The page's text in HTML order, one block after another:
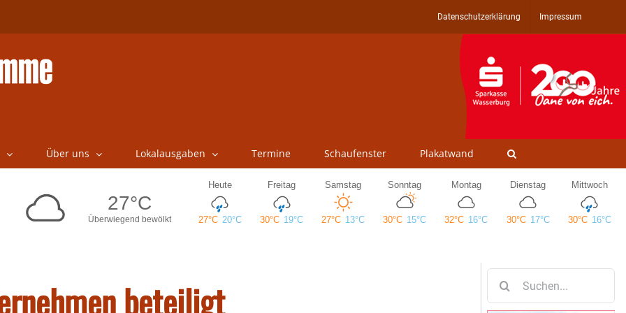
Datenschutzerklärung Impressum
Über uns Lokalausgaben Termine Schaufenster Plakatwand
beteiligt
nach: